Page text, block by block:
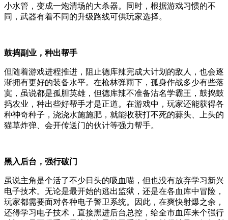
小水管，变成一炮清场的大杀器。同时，根据游戏习惯的不
同，武器有着不同的升级路线可供玩家选择。
鼓捣副业，种出帮手
但随着游戏进程推进，阻止德库辣完成大计划的敌人，也会逐
渐拥有更好的装备水平。在枪林弹雨下，孤身作战多少有些落
寞，虽说都是孤胆英雄，但德库辣不准备沽名学霸王，鼓捣鼓
捣农业，种出些好帮手才是正道。在游戏中，玩家还能获得各
种神奇种子，浇浇水施施肥，就能收获打不死的蒜头、上头的
猫草炸弹、会开传送门的伙计等强力帮手。
黑入后台，强行破门
虽说主角是个活了不少日头的吸血喵，但也没有放弃学习新兴
电子技术。无论是最开始的逃出监狱，还是在各血库中冒险，
玩家都需要面对各种电子警卫系统。因此，在爽快射爆之余，
还得学习电子技术，直接黑进后台总控，给全市血库来个强行